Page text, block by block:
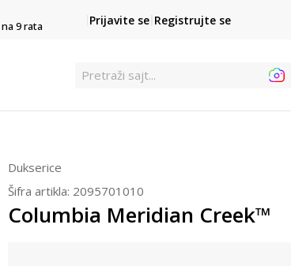
9 rata
POZOVITE NAS
011 422 1422
Prijavite se Registrujte se
Pret
Dukserice
Šifra artikla: 2095701010
Columbia Meridian Creek™